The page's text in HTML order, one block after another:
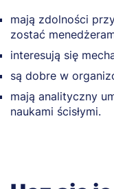
mają zdolności
zostać
interesują się
są dobre w
mają analityczny
naukami ścisłymi.